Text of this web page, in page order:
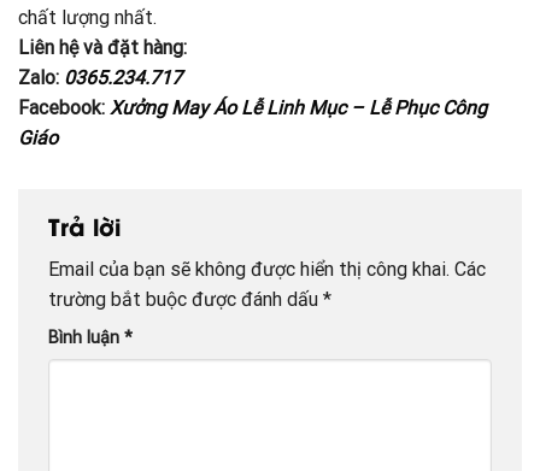
chất lượng nhất.
Liên hệ và đặt hàng:
Zalo: 0365.234.717
Facebook: Xưởng May Áo Lễ Linh Mục – Lễ Phục Công
Giáo
Trả lời
Email của bạn sẽ không được hiển thị công khai. Các
trường bắt buộc được đánh dấu *
Bình luận *